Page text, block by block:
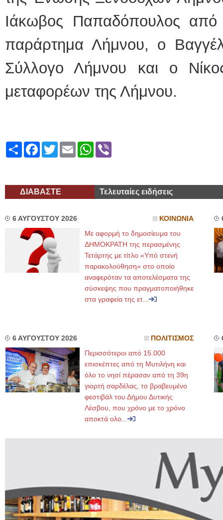
Ιάκωβος Παπαδόπουλος από
παράρτημα Λήμνου, ο
Σύλλογο Λήμνου και ο
μεταφορέων της Λήμνου.
ShareFacebook
TwitterEmailWhatsApp
ΔΙΑΒΑΣΤΕ Τελευταίες ειδήσεις
6 ΑΥΓΟΥΣΤΟΥ 2026 ΚΟΙΝΩΝΙΑ
Με αφορμή το δημοσίευμα του
ΔΗΜΟΚΡΑΤΗ της περασμένης
Τετάρτης με τίτλο «Υπό στενή
παρακολούθηση» στο οποίο
αναφερόταν τα αποτελέσματα της
σύσκεψης που πραγματοποιήθηκε
στα γραφεία της ετ...
6 ΑΥΓΟΥΣΤΟΥ 2026 ΠΟΛΙΤΙΣΜΟΣ
Περισσότεροι από 15.000
επισκέπτες από τη Μυτιλήνη και
όλο το νησί πέρασαν από τη 39η
γιορτή σαρδέλας, το βραβευμένο
φεστιβάλ του Δήμου Δυτικής
Λέσβου, που χρόνο με το χρόνο
αποκτά ολο...